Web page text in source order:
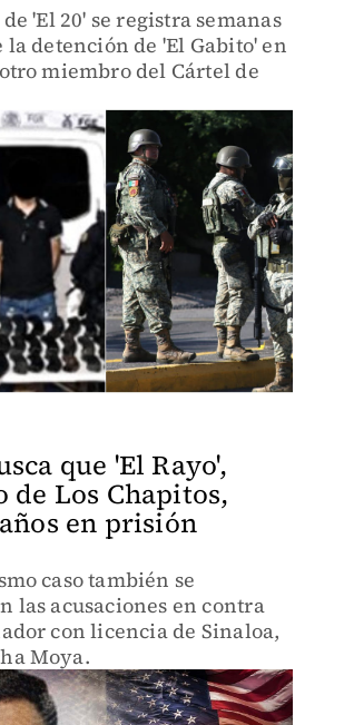
'El 20' se registra semanas
la detención de 'El Gabito' en
miembro del Cártel de
que 'El Rayo',
de Los Chapitos,
en prisión
caso también se
las acusaciones en contra
con licencia de Sinaloa,
Moya.